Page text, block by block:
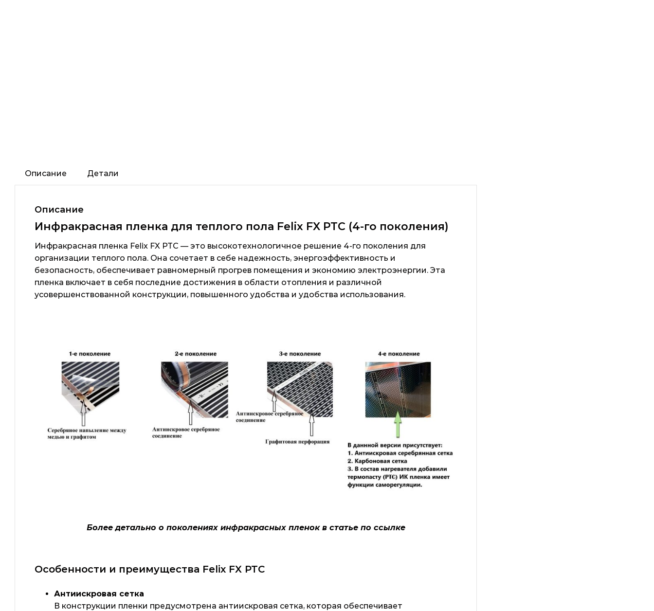
Описание Детали
Описание
Инфракрасная пленка для теплого пола Felix FX PTC (4-го поколения)
Инфракрасная пленка Felix FX PTC — это высокотехнологичное решение 4-го поколения для
организации теплого пола. Она сочетает в себе надежность, энергоэффективность и
безопасность, обеспечивает равномерный прогрев помещения и экономию электроэнергии. Эта
пленка включает в себя последние достижения в области отопления и различной
усовершенствованной конструкции, повышенного удобства и удобства использования.
Более детально о поколениях инфракрасных пленок в статье по ссылке
Особенности и преимущества Felix FX PTC
Антиискровая сетка
В конструкции пленки предусмотрена антиискровая сетка, которая обеспечивает